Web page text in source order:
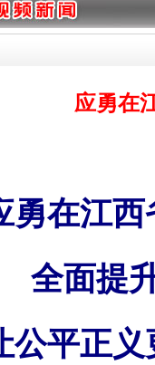
应勇在
勇在江
全面提
公平正